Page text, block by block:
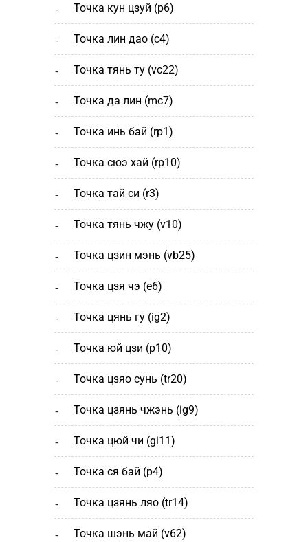
точка кун цзуй (р6)
точка лин дао (c4)
точка тянь ту (vc22)
точка да лин (mc7)
точка инь бай (rp1)
точка сюэ хай (rp10)
точка тай си (r3)
точка тянь чжу (v10)
точка цзин мэнь (vb25)
точка цзя чэ (е6)
точка цянь гу (ig2)
точка юй цзи (р10)
точка цзяо сунь (tr20)
точка цзянь чжэнь (ig9)
точка цюй чи (gi11)
точка ся бай (р4)
точка цзянь ляо (tr14)
точка шэнь май (v62)